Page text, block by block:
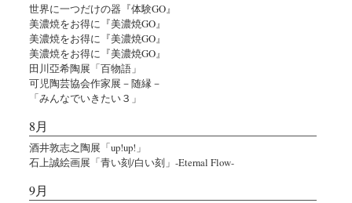
世界に一つだけの器『体験GO』
美濃焼をお得に『美濃焼GO』
美濃焼をお得に『美濃焼GO』
美濃焼をお得に『美濃焼GO』
田川亞希陶展「百物語」
可児陶芸協会作家展－随縁－
「みんなでいきたい３」
8月
酒井敦志之陶展「up!up!」
石上誠絵画展「青い刻/白い刻」-Eternal Flow-
9月